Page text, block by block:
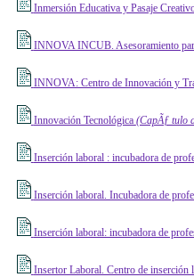
Inmersión Educativa y Pasaje
INNOVA INCUB. Asesoramiento
INNOVA: Centro de Innovación y
Innovación Tecnológica (CapÃƒ ­tulo
Inserción laboral : incubadora de
Inserción laboral. Incubadora de
Inserción laboral: incubadora de
Insertor Laboral. Centro de inserción